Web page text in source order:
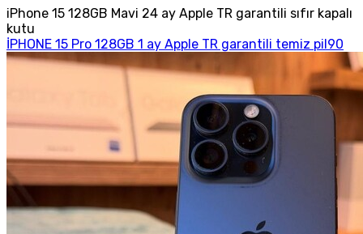
iPhone 15 128GB Mavi 24 ay Apple TR garantili sıfır kapalı
kutu
İPHONE 15 Pro 128GB 1 ay Apple TR garantili temiz pil90